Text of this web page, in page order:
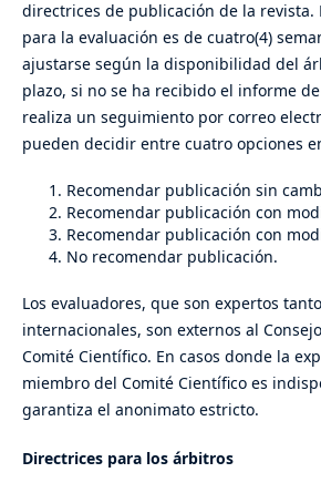
directrices de publicación de la
para la evaluación es de cuatro(4)
ajustarse según la disponibilidad del
plazo, si no se ha recibido el informe
realiza un seguimiento por correo
pueden decidir entre cuatro opciones
Recomendar publicación sin
Recomendar publicación con
Recomendar publicación con
No recomendar publicación.
Los evaluadores, que son expertos
internacionales, son externos al
Comité Científico. En casos donde la
miembro del Comité Científico es
garantiza el anonimato estricto.
Directrices para los árbitros